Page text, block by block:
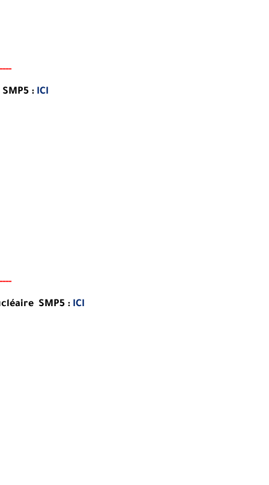
---
: ICI
---
SMP5 : ICI